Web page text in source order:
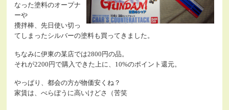
なった塗料のオープナ
ーや
攪拌棒、先日使い切っ
てしまったシルバーの塗料も買ってきました。
ちなみに伊東の某店では2800円の品。
それが2200円で購入できた上に、10%のポイント還元。
やっぱり、都会の方が物価安くね？
家賃は、べらぼうに高いけどさ（苦笑